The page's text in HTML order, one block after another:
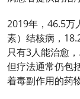
2019年，46.5万
素）结核病，
只有3人能治愈
但疗法通常仍包
着毒副作用的药物